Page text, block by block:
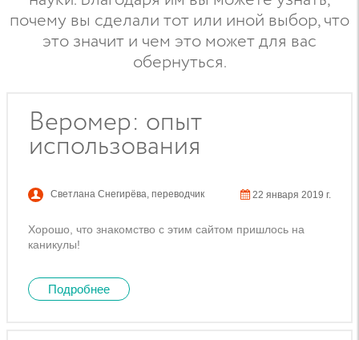
почему вы сделали тот или иной выбор, что
это значит и чем это может для вас
обернуться.
Веромер: опыт
использования
Светлана Снегирёва переводчик 22 января 2019 г.
Хорошо, что знакомство с этим сайтом пришлось на
каникулы!
Подробнее